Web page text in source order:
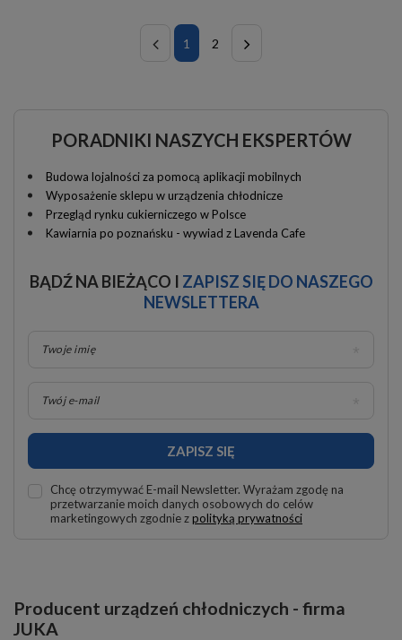
1 2
PORADNIKI NASZYCH EKSPERTÓW
Budowa lojalności za pomocą aplikacji mobilnych
Wyposażenie sklepu w urządzenia chłodnicze
Przegląd rynku cukierniczego w Polsce
Kawiarnia po poznańsku - wywiad z Lavenda Cafe
BĄDŹ NA BIEŻĄCO I ZAPISZ SIĘ DO NASZEGO
NEWSLETTERA
Twoje imię
Twój e-mail
ZAPISZ SIĘ
Chcę otrzymywać E-mail Newsletter. Wyrażam zgodę na
przetwarzanie moich danych osobowych do celów
marketingowych zgodnie zpolityką prywatności
Producent urządzeń chłodniczych - firma
JUKA